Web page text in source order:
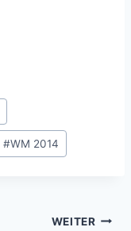
#WM 2014
WEITER